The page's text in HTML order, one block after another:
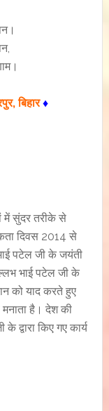
बिहार ♦
में सुंदर तरीके से
दिवस 2014 से
पटेल जी के जयंती
भाई पटेल जी के
को याद करते हुए
मनाता है। देश की
द्वारा किए गए कार्य